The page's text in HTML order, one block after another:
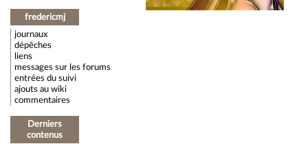
fredericmj
journaux
dépêches
liens
messages sur les forums
entrées du suivi
ajouts au wiki
commentaires
Derniers
contenus